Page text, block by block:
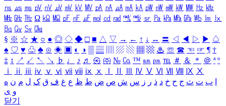
㎱ ㎲ ㎳ ㎴ ㎵ ㎶ ㎷ ㎸ ㎹ ㎀ ㎁ ㎂ ㎃ ㎄ ㎺ ㎻ ㎽ ㎾ ㎿ ㎐ ㎑
㎒ ㎓ ㎔ Ω ㏀ ㏁ ㎊ ㎋ ㎌ ㏖ ㏅ ㎭ ㎮ ㎯ ㏛ ㎩ ㎪ ㎫ ㎬ ㏝ ㏐
㏓
㏃ ㏉ ㏜ ㏆
§ ※ ☆ ★ ○ ● ◎ ◇ ◆ □ ■ △ ▽ → ← ↑ ↓ ↔ 〓 ◁ ◀ ▷ ▶ ♤
♠ ♡ ♥ ♧ ♣ ⊙ ◈ ▣ ◐ ◑ ▒ ▤ ▨ ▧ ▦ ▩ ♨ ☏ ☎ ☜ ☞ ¶ †
‡ ↕ ↗ ↙ ↖ ↘ ♭ ♩ ♪ ♬ ㉿ ㈜ № ㏇ ™ ㏂ ㏘ ℡ ＃ ＆ ＊ ＠ ª º
ⅰ
ⅱ ⅲ ⅳ ⅴ ⅵ ⅶ ⅷ ⅸ ⅹ Ⅳ Ⅴ Ⅵ Ⅶ Ⅷ Ⅸ Ⅹ
ب ت ث ج ح خ د ذ ر ز س ش ص ض ط ظ ع غ ف ق ک ل م ن ه
و ی
닫기